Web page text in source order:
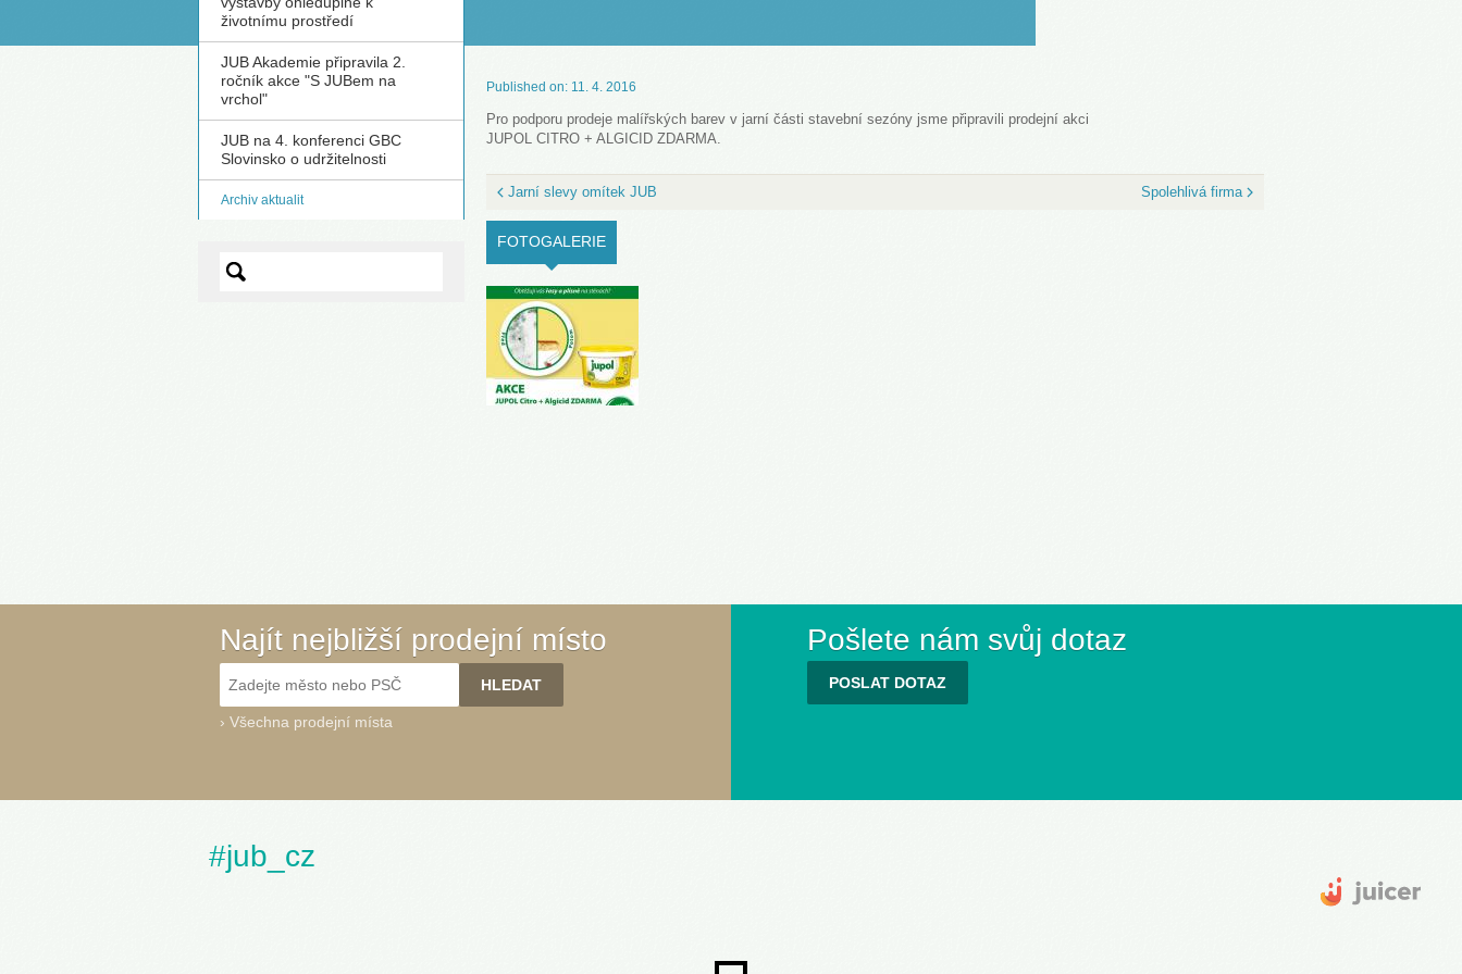
životnímu prostředí
JUB Akademie připravila 2.
ročník akce "S JUBem na
vrchol"
JUB na 4. konferenci GBC
Slovinsko o udržitelnosti
Archiv aktualit
Published on: 11. 4. 2016
Pro podporu prodeje malířských barev v jarní části stavební sezóny jsme připravili prodejní akci
JUPOL CITRO + ALGICID ZDARMA.
Spolehlivá firma
Jarní slevy omítek JUB
FOTOGALERIE
Najít nejbližší prodejní místo
› Všechna prodejní místa
Pošlete nám svůj dotaz
POSLAT DOTAZ
#jub_cz